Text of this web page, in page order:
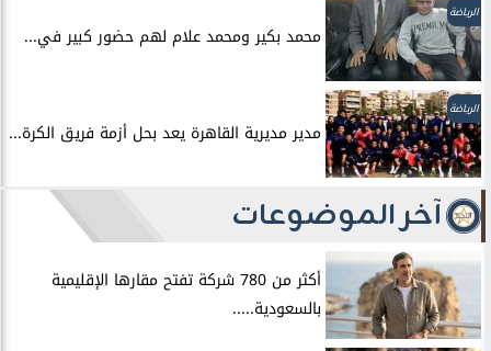
الرياضة
محمد بكير ومحمد علام لهم حضور كبير في...
الرياضة
مدير مديرية القاهرة يعد بحل أزمة فريق الكرة...
آخر الموضوعات
أكثر من 780 شركة تفتح مقارها الإقليمية
بالسعودية.....